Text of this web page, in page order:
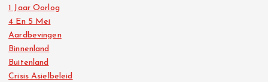
1 Jaar Oorlog
4 En 5 Mei
Aardbevingen
Binnenland
Buitenland
Crisis Asielbeleid